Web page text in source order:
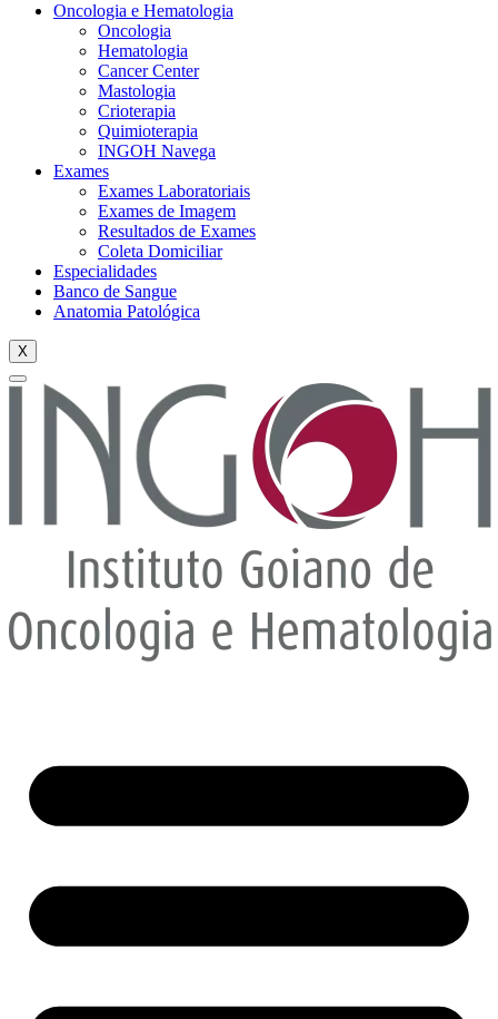
Oncologia e Hematologia
Oncologia
Hematologia
Cancer Center
Mastologia
Crioterapia
Quimioterapia
INGOH Navega
Exames
Exames Laboratoriais
Exames de Imagem
Resultados de Exames
Coleta Domiciliar
Especialidades
Banco de Sangue
Anatomia Patológica
X